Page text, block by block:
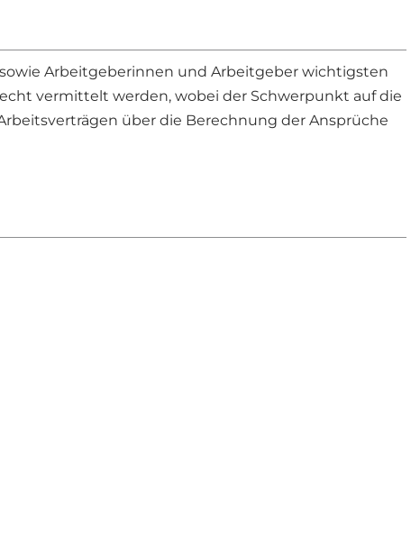
Arbeitgeberinnen und Arbeitgeber wichtigsten
vermittelt werden, wobei der Schwerpunkt auf die
über die Berechnung der Ansprüche